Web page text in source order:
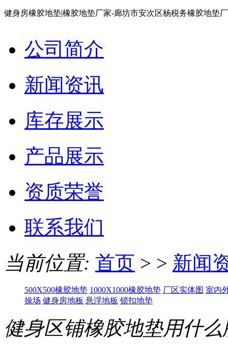
健身房橡胶地垫|橡胶地垫厂家-廊坊市安次区杨税务橡胶地垫
公司简介
新闻资讯
库存展示
产品展示
资质荣誉
联系我们
当前位置: 首页 > > 新闻
500X500橡胶地垫 1000X1000橡胶地垫 厂区实体图 室内
操场 健身房地板 悬浮地板 锁扣地垫
健身区铺橡胶地垫用什